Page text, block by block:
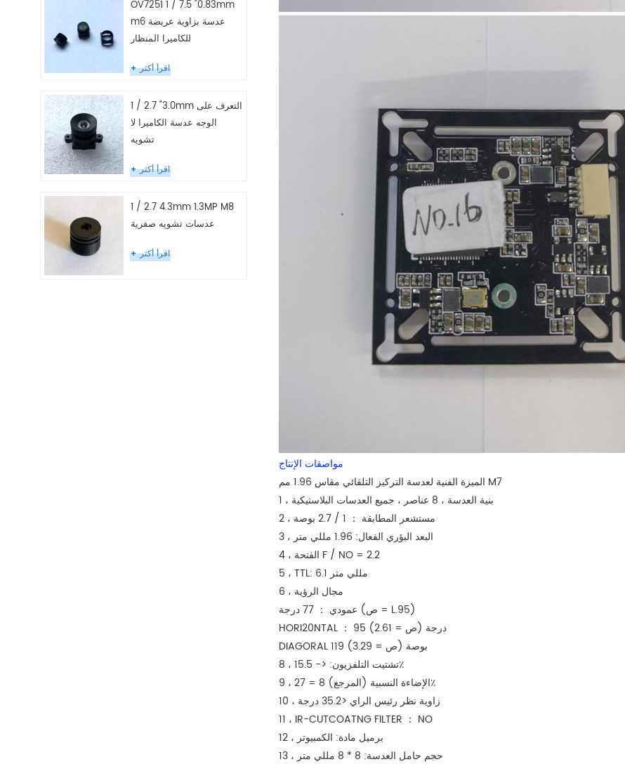
مواصفات الإنتاج
الميزة الفنية لعدسة التركيز التلقائي
مقاس 1.96 مم M7
1 ، بنية العدسة ، 8 عناصر ، جميع العدسات البلاستيكية
2 ، مستشعر المطابقة ： 1 / 2.7 بوصة
3 ، البعد البؤري الفعال: 1.96 مللي متر
4 ، الفتحة F / NO = 2.2
5 ، TTL: 6.1 مللي متر
6 ، مجال الرؤية
عمودي ： 77 درجة (ص = L.95)
HORI20NTAL ： 95 درجة (ص = 2.61)
DIAGORAL 119 بوصة (ص = 3.29)
8 ، تشتيت التلفزيون: <- 15.5٪
9 ، الإضاءة النسبية (المرجع) 8 = 27٪
10 ، زاوية نظر رئيس الراي <35.2 درجة
11 ، IR-CUTCOATNG FILTER ： NO
12 ، برميل مادة: الكمبيوتر
13 ، حجم حامل العدسة: 8 * 8 مللي متر
OV7251 1 / 7.5 "0.83mm
m6 عدسة بزاوية عريضة
للكاميرا المنظار
اقرأ أكثر
1 / 2.7 "3.0mm التعرف على
الوجه عدسة الكاميرا لا
تشويه
اقرأ أكثر
1 / 2.7 4.3mm 1.3MP M8
عدسات تشويه صفرية
اقرأ أكثر